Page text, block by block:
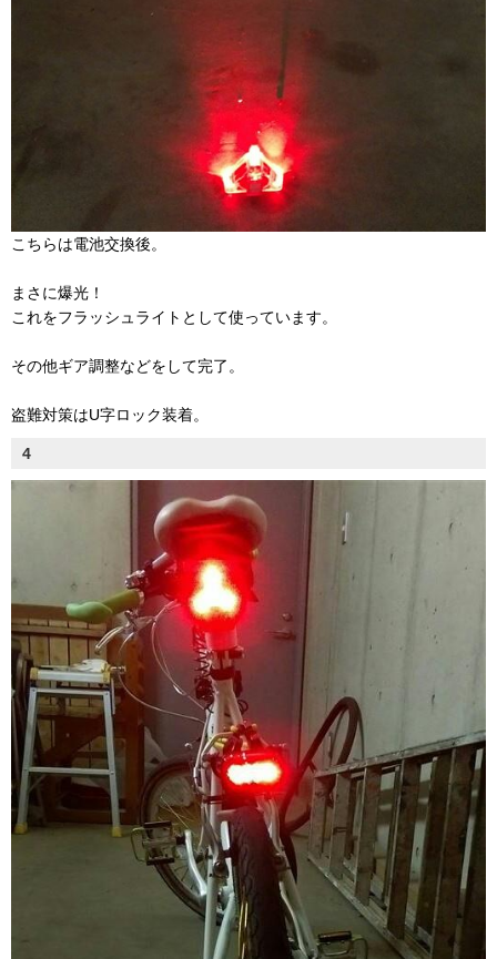
こちらは電池交換後。
まさに爆光！
これをフラッシュライトとして使っています。
その他ギア調整などをして完了。
盗難対策はU字ロック装着。
4